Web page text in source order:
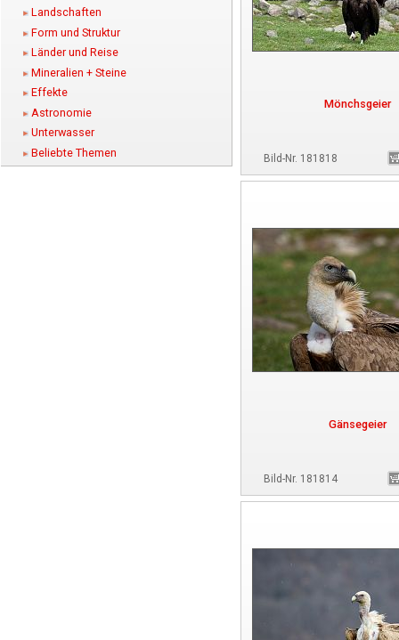
Landschaften
Form und Struktur
Länder und Reise
Mineralien + Steine
Effekte
Astronomie
Unterwasser
Beliebte Themen
Mönchsgeier
Bild-Nr. 181818
Gänsegeier
Bild-Nr. 181814